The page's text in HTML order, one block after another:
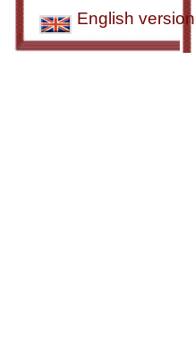
English version